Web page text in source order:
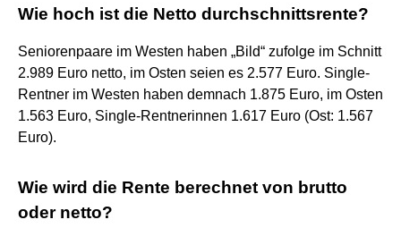
Wie hoch ist die Netto durchschnittsrente?
Seniorenpaare im Westen haben „Bild“ zufolge im Schnitt
2.989 Euro netto, im Osten seien es 2.577 Euro. Single-
Rentner im Westen haben demnach 1.875 Euro, im Osten
1.563 Euro, Single-Rentnerinnen 1.617 Euro (Ost: 1.567
Euro).
Wie wird die Rente berechnet von brutto
oder netto?